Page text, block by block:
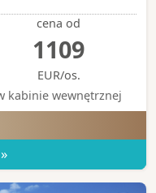
cena od
1109
EUR/os.
kabinie wewnętrznej
»